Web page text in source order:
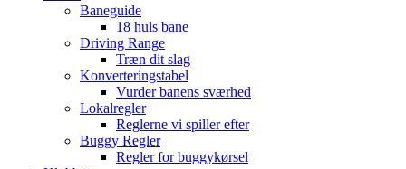
Baneguide
18 huls bane
Driving Range
Træn dit slag
Konverteringstabel
Vurder banens sværhed
Lokalregler
Reglerne vi spiller efter
Buggy Regler
Regler for buggykørsel